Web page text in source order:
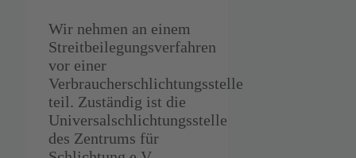
Wir nehmen an einem
Streitbeilegungsverfahren
vor einer
Verbraucherschlichtungsstelle
teil. Zuständig ist die
Universalschlichtungsstelle
des Zentrums für